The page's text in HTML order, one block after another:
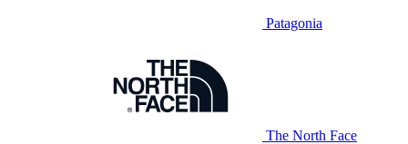
Patagonia
The North Face